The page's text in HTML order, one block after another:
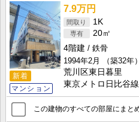
新着
マンション
7.9万円
1K
20㎡
4階建
鉄骨
1994年2月
（築32年）
荒川区東日暮里
東京メトロ日比谷
この建物のすべての部屋にまと